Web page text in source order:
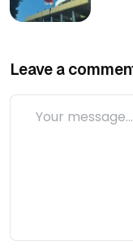
Leave a